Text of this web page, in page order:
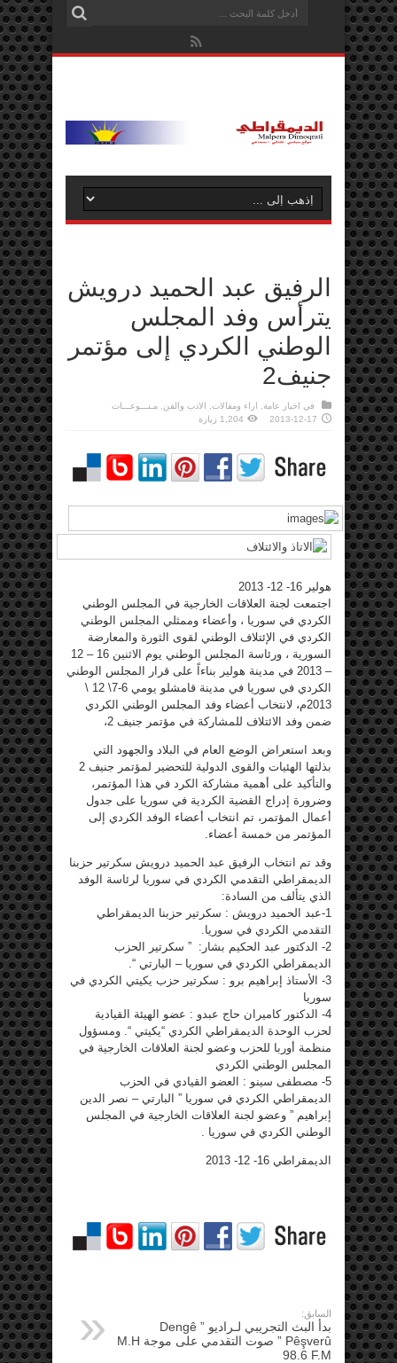
الرفيق عبد الحميد درويش
يترأس وفد المجلس
الوطني الكردي إلى مؤتمر
جنيف2
في اخبار عامة اراء ومقالات الادب والفن
مـنـــوعـــات
2013-12-17
1,204 زيارة
هولير 16- 12- 2013
اجتمعت لجنة العلاقات الخارجية في المجلس الوطني
الكردي في سوريا ، وأعضاء وممثلي المجلس الوطني
الكردي في الإئتلاف الوطني لقوى الثورة والمعارضة
السورية ، ورئاسة المجلس الوطني يوم الاثنين 16 – 12
– 2013 في مدينة هولير بناءاً على قرار المجلس الوطني
الكردي في سوريا في مدينة قامشلو يومي 6-7\ 12 \
2013م، لانتخاب أعضاء وفد المجلس الوطني الكردي
ضمن وفد الائتلاف للمشاركة في مؤتمر جنيف 2،
وبعد استعراض الوضع العام في البلاد والجهود التي
بذلتها الهئيات والقوى الدولية للتحضير لمؤتمر جنيف 2
والتأكيد على أهمية مشاركة الكرد في هذا المؤتمر،
وضرورة إدراج القضية الكردية في سوريا على جدول
أعمال المؤتمر، تم انتخاب أعضاء الوفد الكردي إلى
المؤتمر من خمسة أعضاء.
وقد تم انتخاب الرفيق عبد الحميد درويش سكرتير حزبنا
الديمقراطي التقدمي الكردي في سوريا لرئاسة الوفد
الذي يتألف من السادة:
1-عبد الحميد درويش : سكرتير حزبنا الديمقراطي
التقدمي الكردي في سوريا.
2- الدكتور عبد الحكيم بشار: ” سكرتير الحزب
الديمقراطي الكردي في سوريا – البارتي “.
3- الأستاذ إبراهيم برو : سكرتير حزب يكيتي الكردي في
سوريا
4- الدكتور كاميران حاج عبدو : عضو الهيئة القيادية
لحزب الوحدة الديمقراطي الكردي “يكيتي “. ومسؤول
منظمة أوربا للحزب وعضو لجنة العلاقات الخارجية في
المجلس الوطني الكردي
5- مصطفى سينو : العضو القيادي في الحزب
الديمقراطي الكردي في سوريا ” البارتي – نصر الدين
إبراهيم ” وعضو لجنة العلاقات الخارجية في المجلس
الوطني الكردي قي سوريا .
الديمقراطي 16- 12- 2013
السابق:
بدأ البث التجريبي لـراديو ” Dengê
Pêşverû ” صوت التقدمي على موجة M.H
98.6 F.M